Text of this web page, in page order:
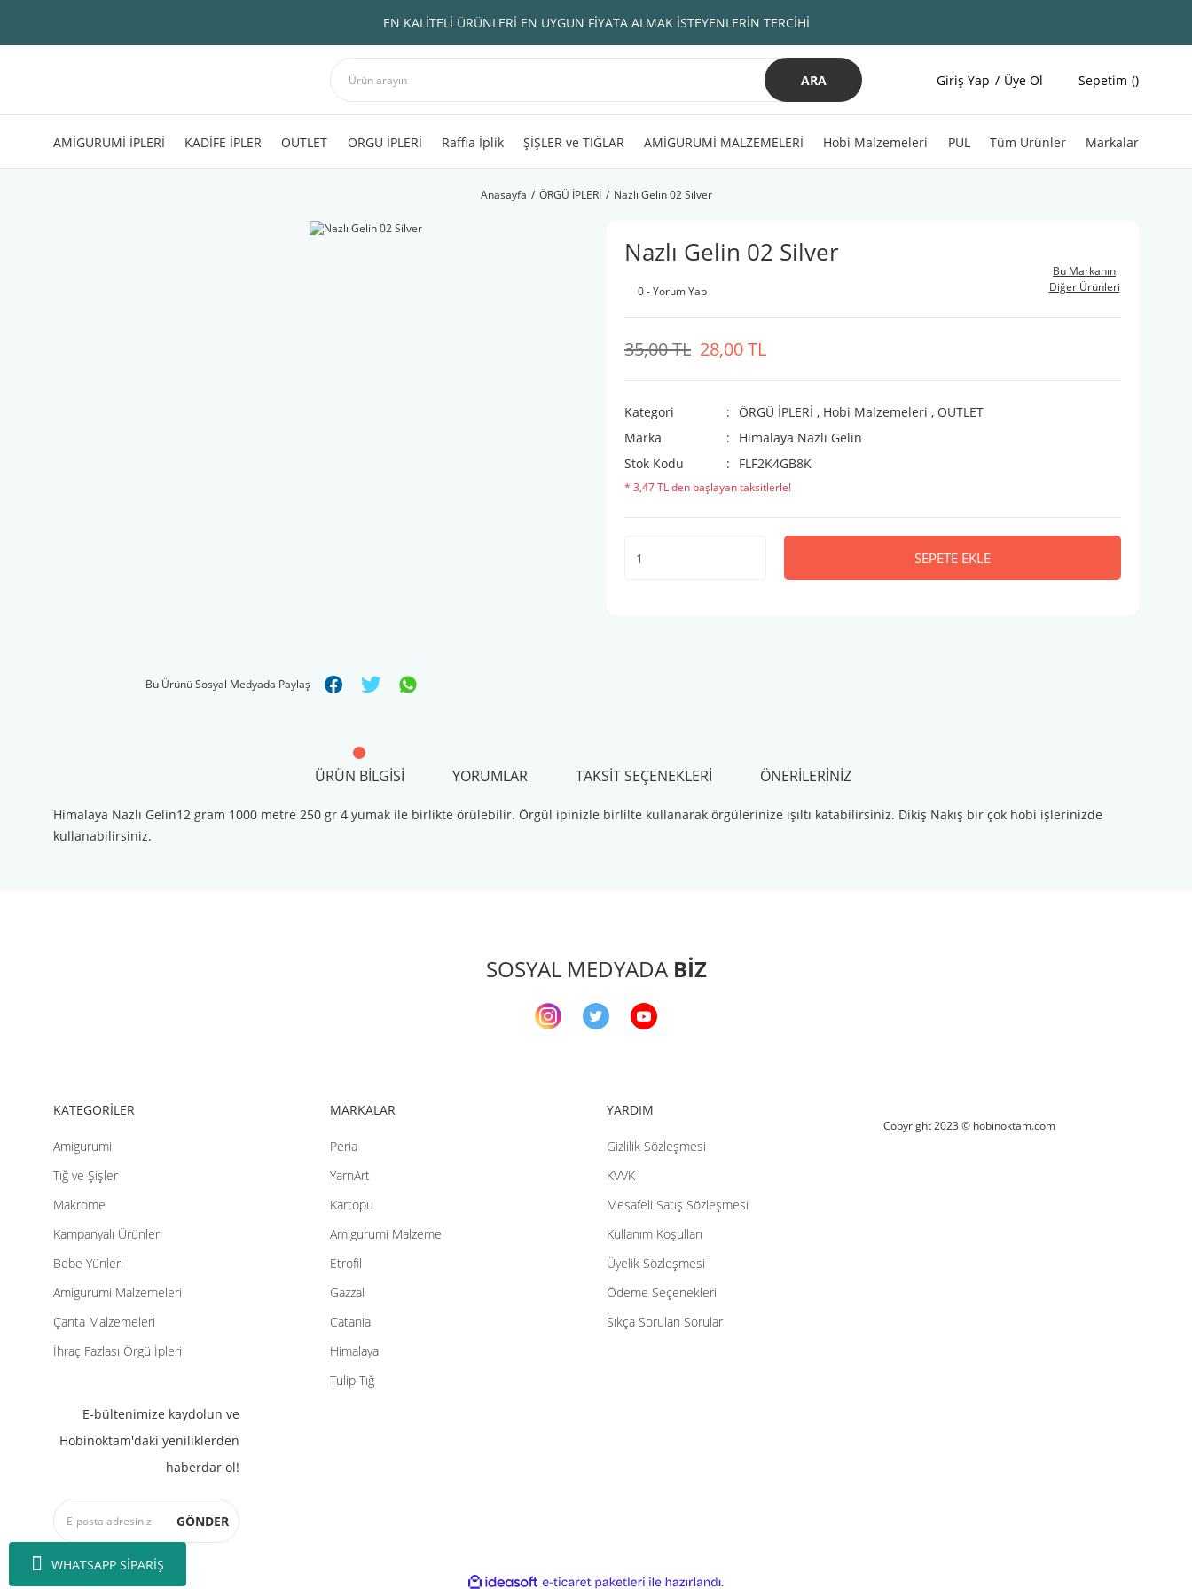
WHATSAPP SİPARİŞ
EN KALİTELİ ÜRÜNLERİ EN UYGUN FİYATA ALMAK İSTEYENLERİN TERCİHİ
ARA Giriş Yap Üye Ol Sepetim
AMİGURUMİ İPLERİ KADİFE İPLER OUTLET ÖRGÜ İPLERİ Raffia İplik ŞİŞLER ve TIĞLAR AMİGURUMİ MALZEMELERİ Hobi Malzemeleri PUL Tüm Ürünler Markalar
Anasayfa ÖRGÜ İPLERİ Nazlı Gelin 02 Silver
Bu Ürünü Sosyal Medyada Paylaş
Nazlı Gelin 02 Silver
0 - Yorum Yap
Bu Markanın
Diğer Ürünleri
28,00 TL
35,00 TL
Kategori ÖRGÜ İPLERİ , Hobi Malzemeleri , OUTLET
Marka
Himalaya Nazlı Gelin
Stok Kodu
FLF2K4GB8K
* 3,47 TL den başlayan taksitlerle!
SEPETE EKLE
ÜRÜN BILGISI YORUMLAR TAKSIT SEÇENEKLERI ÖNERILERINIZ
Himalaya Nazlı Gelin12 gram 1000 metre 250 gr 4 yumak ile birlikte örülebilir. Örgül ipinizle birlilte kullanarak örgülerinize ışıltı katabilirsiniz. Dikiş Nakış bir çok hobi işlerinizde
kullanabilirsiniz.
Gönder
SOSYAL MEDYADA BİZ
KATEGORİLER
Amigurumi
Tığ ve Şişler
Makrome
Kampanyalı Ürünler
Bebe Yünleri
Amigurumi Malzemeleri
Çanta Malzemeleri
İhraç Fazlası Örgü İpleri
MARKALAR
Peria
YarnArt
Kartopu
Amigurumi Malzeme
Etrofil
Gazzal
Catania
Himalaya
Tulip Tığ
YARDIM
Gizlilik Sözleşmesi
KVVK
Mesafeli Satış Sözleşmesi
Kullanım Koşulları
Üyelik Sözleşmesi
Ödeme Seçenekleri
Sıkça Sorulan Sorular
E-bültenimize kaydolun ve
Hobinoktam'daki yeniliklerden
haberdar ol!
GÖNDER
Copyright 2023 © hobinoktam.com
ideasoft e-